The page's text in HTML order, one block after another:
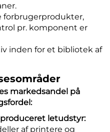
forbrugerprodukter,
pr. komponent er
inden for et bibliotek af
markedsandel på
letudstyr:
af printere og